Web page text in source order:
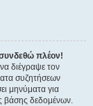
πλέον!
διέγραψε τον
συζητήσεων
μηνύματα για
βάσης δεδομένων.